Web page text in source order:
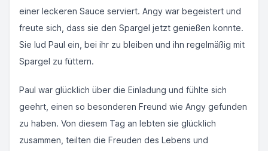
einer leckeren Sauce serviert. Angy war begeistert und
freute sich, dass sie den Spargel jetzt genießen konnte.
Sie lud Paul ein, bei ihr zu bleiben und ihn regelmäßig mit
Spargel zu füttern.
Paul war glücklich über die Einladung und fühlte sich
geehrt, einen so besonderen Freund wie Angy gefunden
zu haben. Von diesem Tag an lebten sie glücklich
zusammen, teilten die Freuden des Lebens und